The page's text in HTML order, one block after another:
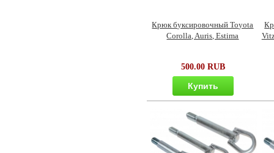
Крюк буксировочный Toyota
Corolla, Auris, Estima
500.00 RUB
Купить